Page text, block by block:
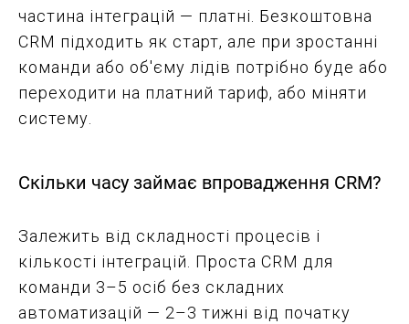
частина інтеграцій — платні. Безкоштовна
CRM підходить як старт, але при зростанні
команди або об'єму лідів потрібно буде або
переходити на платний тариф, або міняти
систему.
Скільки часу займає впровадження CRM?
Залежить від складності процесів і
кількості інтеграцій. Проста CRM для
команди 3–5 осіб без складних
автоматизацій — 2–3 тижні від початку